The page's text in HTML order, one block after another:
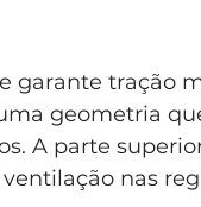
garante tração
geometria
A parte
nas